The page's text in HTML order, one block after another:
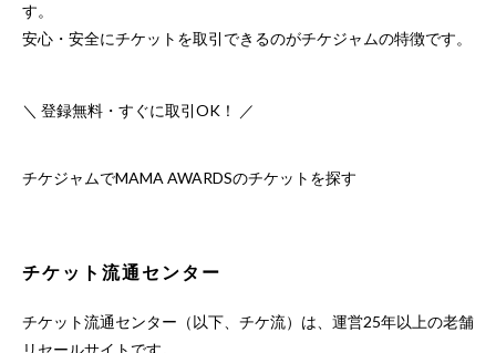
す。
安心・安全にチケットを取引できるのがチケジャムの特徴です。
＼ 登録無料・すぐに取引OK！ ／
チケジャムでMAMA AWARDSのチケットを探す
チケット流通センター
チケット流通センター（以下、チケ流）は、運営25年以上の老舗